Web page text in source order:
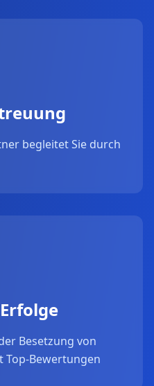
begleitet Sie durch
Besetzung von
Top-Bewertungen